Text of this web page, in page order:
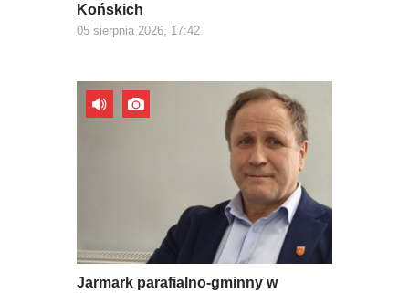
Końskich
05 sierpnia 2026, 17:42
Jarmark parafialno-gminny w